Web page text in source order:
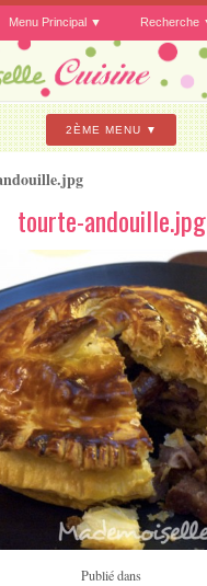
Menu Principal Recherche
2ÈME MENU
tourte-andouille.jpg
Publié dans